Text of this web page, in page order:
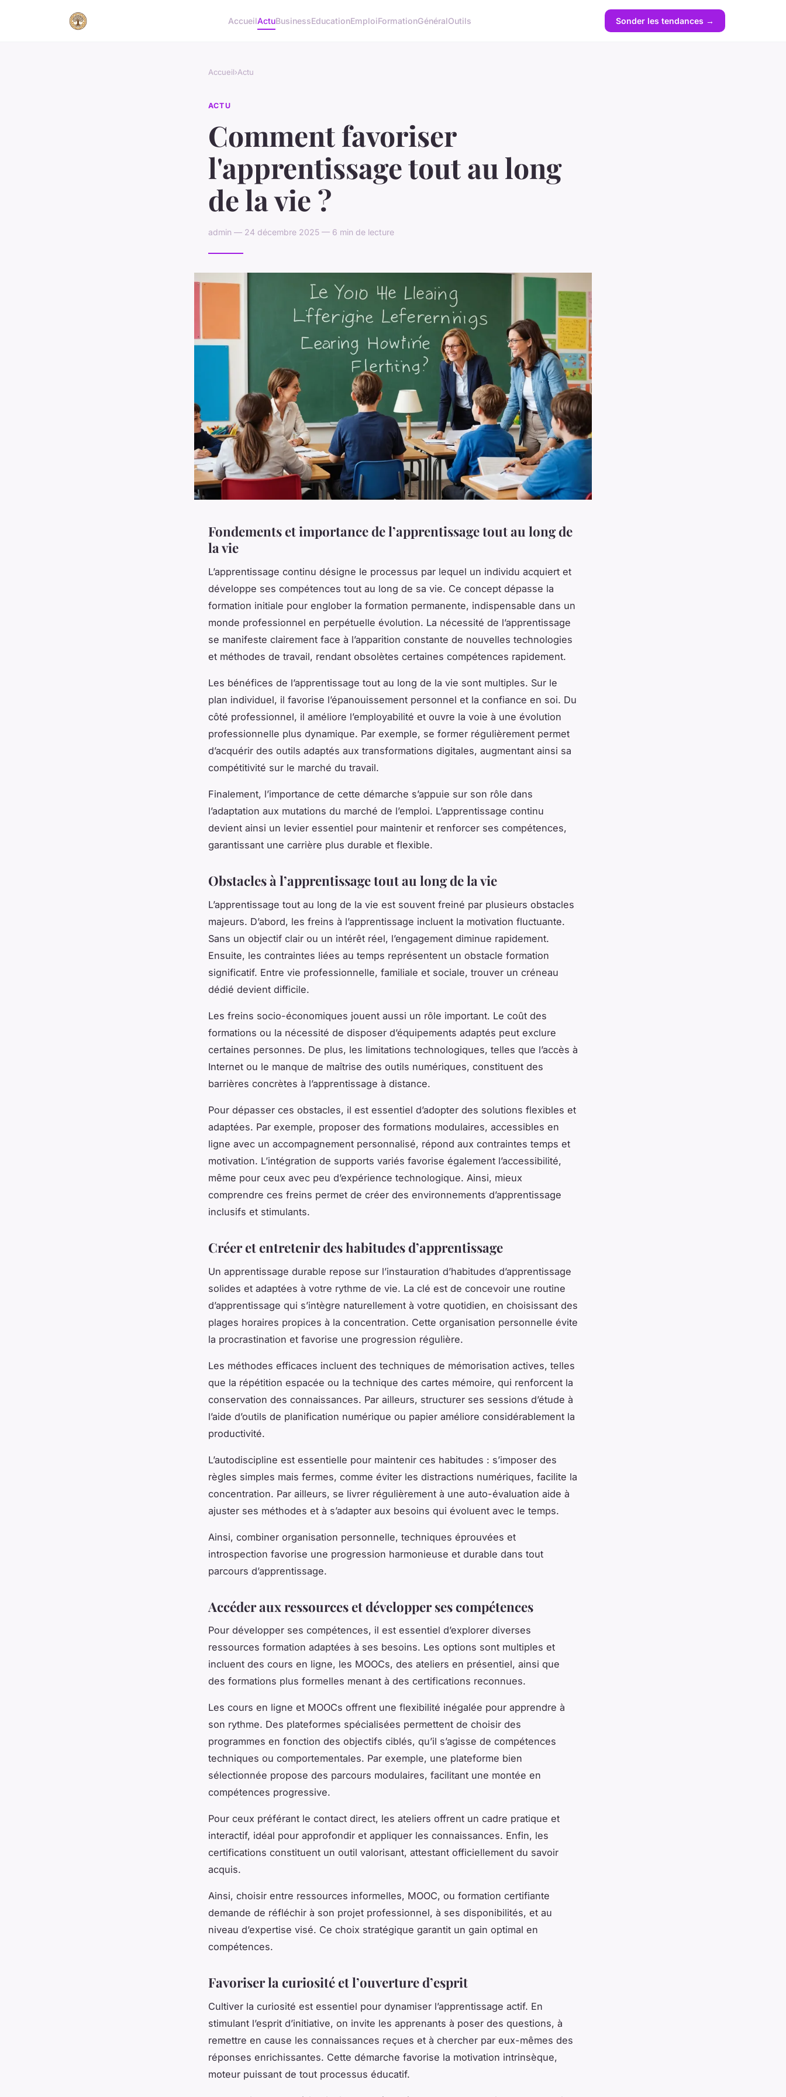
AccueilActuBusinessEducationEmploiFormationGénéralOutils Sonder les tendances →
Accueil›Actu
ACTU
Comment favoriser
l'apprentissage tout au long
de la vie ?
admin — 24 décembre 2025 — 6 min de lecture
Fondements et importance de l’apprentissage tout au long de
la vie
L’apprentissage continu désigne le processus par lequel un individu acquiert et
développe ses compétences tout au long de sa vie. Ce concept dépasse la
formation initiale pour englober la formation permanente, indispensable dans un
monde professionnel en perpétuelle évolution. La nécessité de l’apprentissage
se manifeste clairement face à l’apparition constante de nouvelles technologies
et méthodes de travail, rendant obsolètes certaines compétences rapidement.
Les bénéfices de l’apprentissage tout au long de la vie sont multiples. Sur le
plan individuel, il favorise l’épanouissement personnel et la confiance en soi. Du
côté professionnel, il améliore l’employabilité et ouvre la voie à une évolution
professionnelle plus dynamique. Par exemple, se former régulièrement permet
d’acquérir des outils adaptés aux transformations digitales, augmentant ainsi sa
compétitivité sur le marché du travail.
Finalement, l’importance de cette démarche s’appuie sur son rôle dans
l’adaptation aux mutations du marché de l’emploi. L’apprentissage continu
devient ainsi un levier essentiel pour maintenir et renforcer ses compétences,
garantissant une carrière plus durable et flexible.
Obstacles à l’apprentissage tout au long de la vie
L’apprentissage tout au long de la vie est souvent freiné par plusieurs obstacles
majeurs. D’abord, les freins à l’apprentissage incluent la motivation fluctuante.
Sans un objectif clair ou un intérêt réel, l’engagement diminue rapidement.
Ensuite, les contraintes liées au temps représentent un obstacle formation
significatif. Entre vie professionnelle, familiale et sociale, trouver un créneau
dédié devient difficile.
Les freins socio-économiques jouent aussi un rôle important. Le coût des
formations ou la nécessité de disposer d’équipements adaptés peut exclure
certaines personnes. De plus, les limitations technologiques, telles que l’accès à
Internet ou le manque de maîtrise des outils numériques, constituent des
barrières concrètes à l’apprentissage à distance.
Pour dépasser ces obstacles, il est essentiel d’adopter des solutions flexibles et
adaptées. Par exemple, proposer des formations modulaires, accessibles en
ligne avec un accompagnement personnalisé, répond aux contraintes temps et
motivation. L’intégration de supports variés favorise également l’accessibilité,
même pour ceux avec peu d’expérience technologique. Ainsi, mieux
comprendre ces freins permet de créer des environnements d’apprentissage
inclusifs et stimulants.
Créer et entretenir des habitudes d’apprentissage
Un apprentissage durable repose sur l’instauration d’habitudes d’apprentissage
solides et adaptées à votre rythme de vie. La clé est de concevoir une routine
d’apprentissage qui s’intègre naturellement à votre quotidien, en choisissant des
plages horaires propices à la concentration. Cette organisation personnelle évite
la procrastination et favorise une progression régulière.
Les méthodes efficaces incluent des techniques de mémorisation actives, telles
que la répétition espacée ou la technique des cartes mémoire, qui renforcent la
conservation des connaissances. Par ailleurs, structurer ses sessions d’étude à
l’aide d’outils de planification numérique ou papier améliore considérablement la
productivité.
L’autodiscipline est essentielle pour maintenir ces habitudes : s’imposer des
règles simples mais fermes, comme éviter les distractions numériques, facilite la
concentration. Par ailleurs, se livrer régulièrement à une auto-évaluation aide à
ajuster ses méthodes et à s’adapter aux besoins qui évoluent avec le temps.
Ainsi, combiner organisation personnelle, techniques éprouvées et
introspection favorise une progression harmonieuse et durable dans tout
parcours d’apprentissage.
Accéder aux ressources et développer ses compétences
Pour développer ses compétences, il est essentiel d’explorer diverses
ressources formation adaptées à ses besoins. Les options sont multiples et
incluent des cours en ligne, les MOOCs, des ateliers en présentiel, ainsi que
des formations plus formelles menant à des certifications reconnues.
Les cours en ligne et MOOCs offrent une flexibilité inégalée pour apprendre à
son rythme. Des plateformes spécialisées permettent de choisir des
programmes en fonction des objectifs ciblés, qu’il s’agisse de compétences
techniques ou comportementales. Par exemple, une plateforme bien
sélectionnée propose des parcours modulaires, facilitant une montée en
compétences progressive.
Pour ceux préférant le contact direct, les ateliers offrent un cadre pratique et
interactif, idéal pour approfondir et appliquer les connaissances. Enfin, les
certifications constituent un outil valorisant, attestant officiellement du savoir
acquis.
Ainsi, choisir entre ressources informelles, MOOC, ou formation certifiante
demande de réfléchir à son projet professionnel, à ses disponibilités, et au
niveau d’expertise visé. Ce choix stratégique garantit un gain optimal en
compétences.
Favoriser la curiosité et l’ouverture d’esprit
Cultiver la curiosité est essentiel pour dynamiser l’apprentissage actif. En
stimulant l’esprit d’initiative, on invite les apprenants à poser des questions, à
remettre en cause les connaissances reçues et à chercher par eux-mêmes des
réponses enrichissantes. Cette démarche favorise la motivation intrinsèque,
moteur puissant de tout processus éducatif.